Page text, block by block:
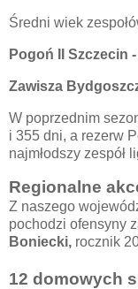
Średni wiek
Pogoń II Szczecin
Zawisza
W poprzednim
i 355 dni, a rezerw
najmłodszy zespół
Regionalne
Z naszego
pochodzi ofensyny
Boniecki, rocznik
12 domowych